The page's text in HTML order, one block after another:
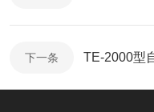
下一条 TE-2000型